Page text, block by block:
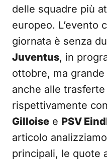
delle squadre più
europeo. L’evento
giornata è senza
Juventus, in
ottobre, ma
anche alle trasferte
rispettivamente
Gilloise e PSV
articolo
principali, le quote